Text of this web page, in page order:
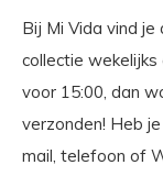
Bij Mi Vida vind
collectie
voor 15:00, dan
verzonden! Heb
mail, telefoon of